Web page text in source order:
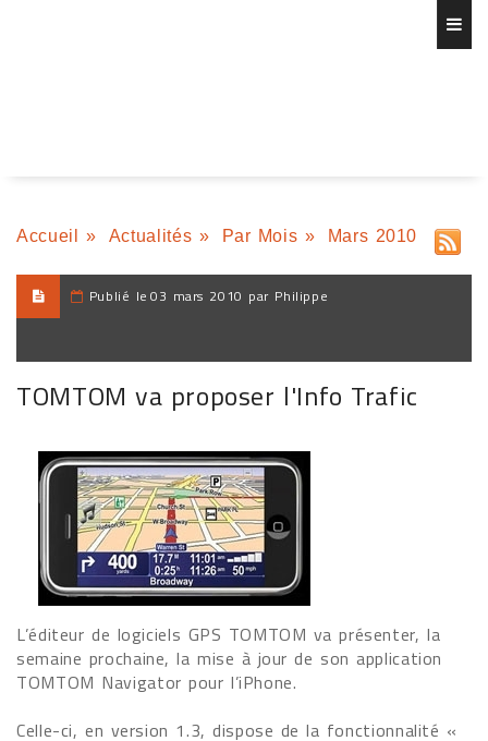
Accueil » Actualités » Par Mois » Mars 2010
Publié le 03 mars 2010 par Philippe
TOMTOM va proposer l'Info Trafic
L’éditeur de logiciels GPS TOMTOM va présenter, la
semaine prochaine, la mise à jour de son application
TOMTOM Navigator pour l’iPhone.
Celle-ci, en version 1.3, dispose de la fonctionnalité «